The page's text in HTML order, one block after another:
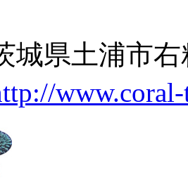
城県土浦市右